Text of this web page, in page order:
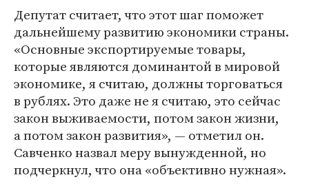
Депутат считает, что этот шаг поможет
дальнейшему развитию экономики страны.
«Основные экспортируемые товары,
которые являются доминантой в мировой
экономике, я считаю, должны торговаться
в рублях. Это даже не я считаю, это сейчас
закон выживаемости, потом закон жизни,
а потом закон развития», — отметил он.
Савченко назвал меру вынужденной, но
подчеркнул, что она «объективно нужная».